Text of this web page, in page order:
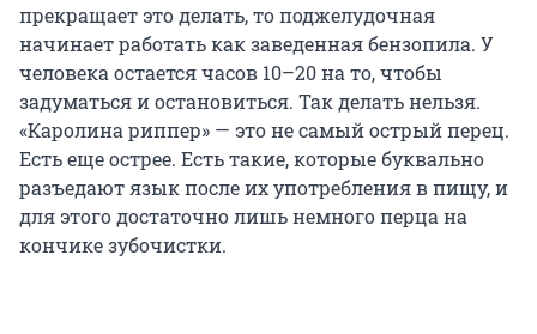
прекращает это делать, то поджелудочная
начинает работать как заведенная бензопила. У
человека остается часов 10–20 на то, чтобы
задуматься и остановиться. Так делать нельзя.
«Каролина риппер» — это не самый острый перец.
Есть еще острее. Есть такие, которые буквально
разъедают язык после их употребления в пищу, и
для этого достаточно лишь немного перца на
кончике зубочистки.